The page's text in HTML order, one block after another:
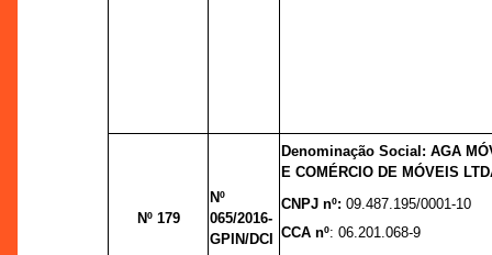
Nº 179
Nº
065/2016-
GPIN/DCI
Denominação Social: AGA
E COMÉRCIO DE MÓVEIS
CNPJ nº:09.487.195/0001-10
CCA nº: 06.201.068-9